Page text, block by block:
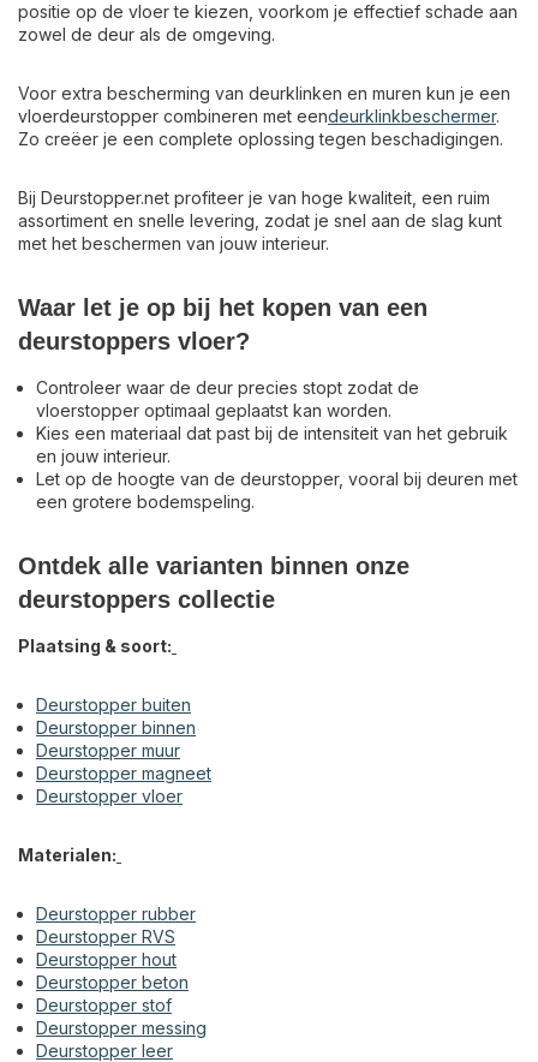
positie op de vloer te kiezen, voorkom je effectief schade aan
zowel de deur als de omgeving.
Voor extra bescherming van deurklinken en muren kun je een
vloerdeurstopper combineren met eendeurklinkbeschermer.
Zo creëer je een complete oplossing tegen beschadigingen.
Bij Deurstopper.net profiteer je van hoge kwaliteit, een ruim
assortiment en snelle levering, zodat je snel aan de slag kunt
met het beschermen van jouw interieur.
Waar let je op bij het kopen van een
deurstoppers vloer?
Controleer waar de deur precies stopt zodat de
vloerstopper optimaal geplaatst kan worden.
Kies een materiaal dat past bij de intensiteit van het gebruik
en jouw interieur.
Let op de hoogte van de deurstopper, vooral bij deuren met
een grotere bodemspeling.
Ontdek alle varianten binnen onze
deurstoppers collectie
Plaatsing & soort:
Deurstopper buiten
Deurstopper binnen
Deurstopper muur
Deurstopper magneet
Deurstopper vloer
Materialen:
Deurstopper rubber
Deurstopper RVS
Deurstopper hout
Deurstopper beton
Deurstopper stof
Deurstopper messing
Deurstopper leer